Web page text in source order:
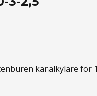
kanalkylare för